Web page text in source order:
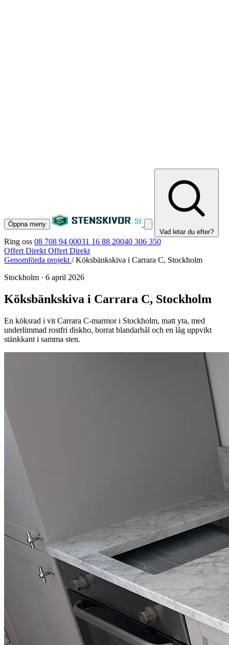
Öppna meny
Vad letar du efter?
Ring oss 08 708 94 00031 16 88 20040 306 350
Offert Direkt Offert Direkt
Genomförda projekt / Köksbänkskiva i Carrara C, Stockholm
Stockholm · 6 april 2026
Köksbänkskiva i Carrara C, Stockholm
En köksrad i vit Carrara C-marmor i Stockholm, matt yta, med
underlimmad rostfri diskho, borrat blandarhål och en låg uppvikt
stänkkant i samma sten.